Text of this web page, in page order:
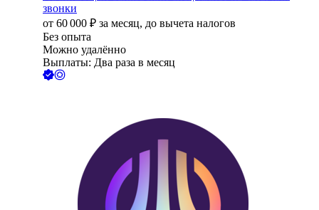
звонки
от 60 000 ₽ за месяц, до вычета налогов
Без опыта
Можно удалённо
Выплаты: Два раза в месяц